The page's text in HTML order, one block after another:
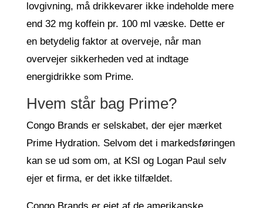
lovgivning, må drikkevarer ikke indeholde mere
end 32 mg koffein pr. 100 ml væske. Dette er
en betydelig faktor at overveje, når man
overvejer sikkerheden ved at indtage
energidrikke som Prime.
Hvem står bag Prime?
Congo Brands er selskabet, der ejer mærket
Prime Hydration. Selvom det i markedsføringen
kan se ud som om, at KSI og Logan Paul selv
ejer et firma, er det ikke tilfældet.